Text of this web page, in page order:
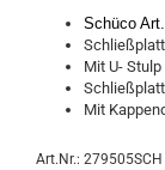
Schü­co
Mit U-
Mit
Art.Nr.: 279505SCH